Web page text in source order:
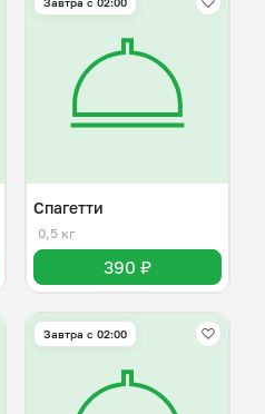
Спагетти
0,5 кг
390 ₽
Завтра c 02:00